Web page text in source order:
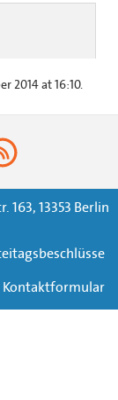
2014 at 16:10.
163, 13353 Berlin
Kontaktformular